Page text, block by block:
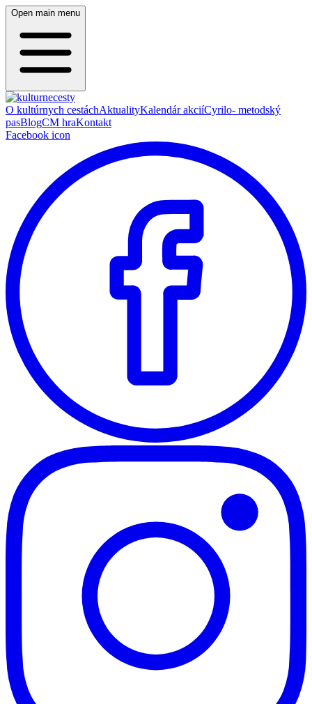
Open main menu
O kultúrnych cestáchAktualityKalendár akciíCyrilo- metodský
pasBlogCM hraKontakt
Facebook icon